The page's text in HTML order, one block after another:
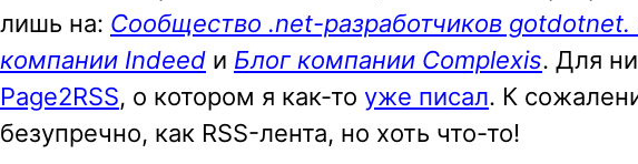
лишь на: Сообщество .net-разработчиков gotdotnet.
компании Indeed и Блог компании Complexis. Для
Page2RSS, о котором я как-то уже писал. К
безупречно, как RSS-лента, но хоть что-то!